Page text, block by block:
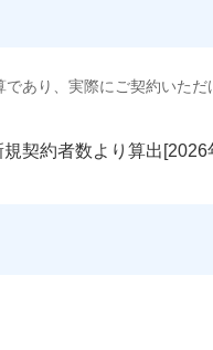
あり、実際にご契約いた
規契約者数より算出[